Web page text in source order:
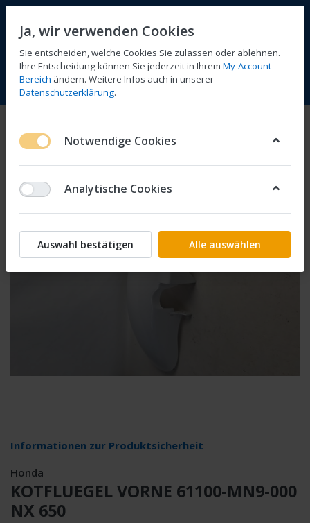
Menü Anmelden Vergleichen Wunschliste
Informationen zur Produktsicherheit
Honda
KOTFLUEGEL VORNE 61100-MN9-000
NX 650
Ja, wir verwenden Cookies
Sie entscheiden, welche Cookies Sie zulassen oder ablehnen.
Ihre Entscheidung können Sie jederzeit in Ihrem My-Account-
Bereich ändern. Weitere Infos auch in unserer
Datenschutzerklärung.
Notwendige Cookies
Analytische Cookies
Auswahl bestätigen Alle auswählen